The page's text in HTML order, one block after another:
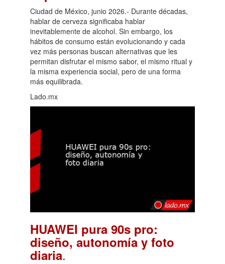
Ciudad de México, junio 2026.- Durante décadas,
hablar de cerveza significaba hablar
inevitablemente de alcohol. Sin embargo, los
hábitos de consumo están evolucionando y cada
vez más personas buscan alternativas que les
permitan disfrutar el mismo sabor, el mismo ritual y
la misma experiencia social, pero de una forma
más equilibrada.
Lado.mx
HUAWEI pura 90s pro:
diseño, autonomía y foto
diaria.